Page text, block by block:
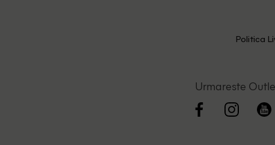
Politica
Urmareste